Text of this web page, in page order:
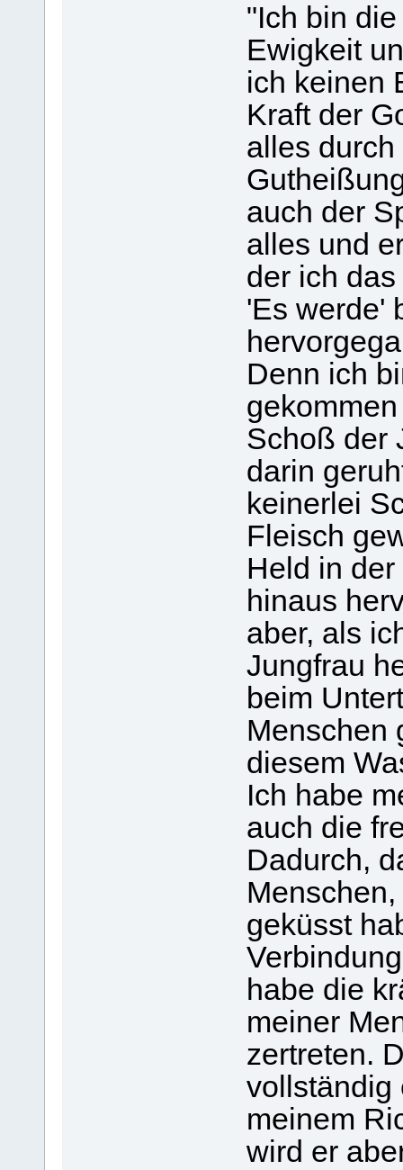
"Ich bin
Ewigkeit
ich keinen
Kraft der
alles
auch der
alles und
der ich
'Es werde'
Denn ich
Schoß der
darin
keinerlei
Fleisch
Held in
hinaus
aber, als
Jungfrau
beim
Menschen
diesem
Ich habe
auch die
Dadurch,
geküsst
habe die
meiner
zertreten.
vollständig
meinem
wird er